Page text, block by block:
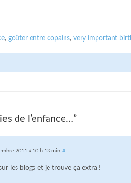
, goûter entre copains, very important
de l’enfance…”
2011 à 10 h 13 min #
les blogs et je trouve ça extra !